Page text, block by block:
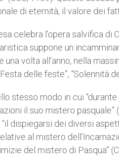
di eternità, il valore dei
celebra l’opera salvifica
suppone un
una volta all’anno, nella
delle feste”, “Solennità
stesso modo in cui
il suo mistero pasquale”
dispiegarsi dei diversi
al mistero
del mistero di Pasqua”